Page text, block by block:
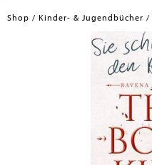
Shop Kinder- & Jugendbücher